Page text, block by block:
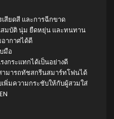
สียดสี และการฉีกขาด
มบัติ นุ่ม ยืดหยุ่น และทนทาน
ากาศได้ดี
มือ
กระแทกได้เป็นอย่างดี
มารถทัชสกรีนสมาร์ทโฟนได้
พิ่มความกระชับให้กับผู้สวมใส่